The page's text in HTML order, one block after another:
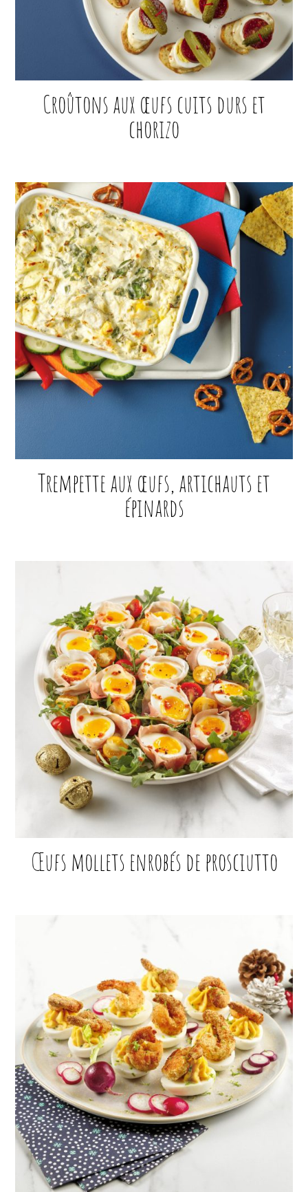
Croûtons aux œufs cuits durs et
chorizo
Trempette aux œufs, artichauts et
épinards
Œufs mollets enrobés de prosciutto